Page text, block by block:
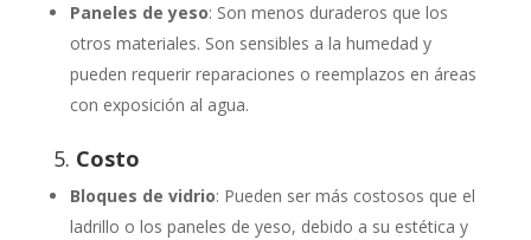
Paneles de yeso: Son menos duraderos que los
otros materiales. Son sensibles a la humedad y
pueden requerir reparaciones o reemplazos en áreas
con exposición al agua.
5. Costo
Bloques de vidrio: Pueden ser más costosos que el
ladrillo o los paneles de yeso, debido a su estética y